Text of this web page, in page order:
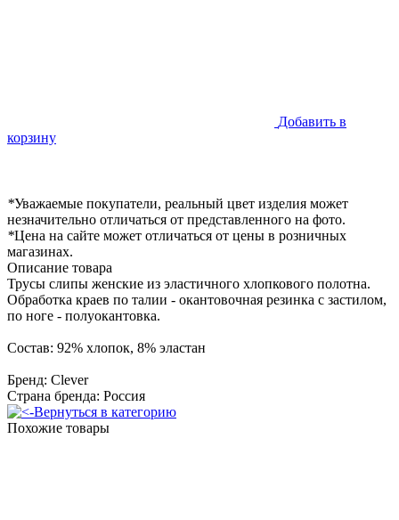
Добавить в
корзину
*Уважаемые покупатели, реальный цвет изделия может
незначительно отличаться от представленного на фото.
*Цена на сайте может отличаться от цены в розничных
магазинах.
Описание товара
Трусы слипы женские из эластичного хлопкового полотна.
Обработка краев по талии - окантовочная резинка с застилом,
по ноге - полуокантовка.
Состав: 92% хлопок, 8% эластан
Бренд: Clever
Страна бренда: Россия
Вернуться в категорию
Похожие товары